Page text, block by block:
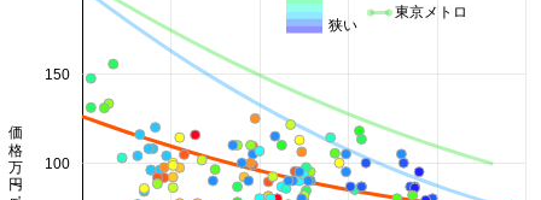
100
150
価格 万円/㎡
東京メトロ
狭い